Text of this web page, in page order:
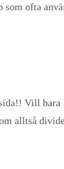
ofta
Vill
alltså